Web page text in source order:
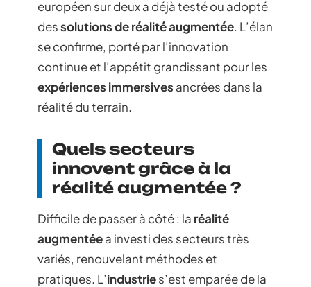
européen sur deux a déjà testé ou adopté
dessolutions de réalité augmentée. L’élan
se confirme, porté par l’innovation
continue et l’appétit grandissant pour les
expériences immersives ancrées dans la
réalité du terrain.
Quels secteurs
innovent grâce à la
réalité augmentée ?
Difficile de passer à côté : la réalité
augmentéea investi des secteurs très
variés, renouvelant méthodes et
pratiques. L’industries’est emparée de la